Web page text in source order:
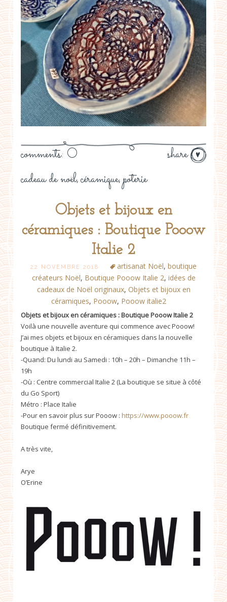
share
comments: 0
cadeau de noël, céramique, poterie
Objets et bijoux en
céramiques : Boutique Pooow
Italie 2
22 NOVEMBRE 2018 artisanat Noël, boutique
créateurs Noël, Boutique Pooow Italie 2, idées de
cadeaux de Noël originaux, Objets et bijoux en
céramiques, Pooow, Pooow italie2
Objets et bijoux en céramiques : Boutique Pooow Italie 2
Voilà une nouvelle aventure qui commence avec Pooow!
J’ai mes objets et bijoux en céramiques dans la nouvelle
boutique à Italie 2.
-Quand: Du lundi au Samedi : 10h – 20h – Dimanche 11h –
19h
-Où : Centre commercial Italie 2 (La boutique se situe à côté
du Go Sport)
Métro : Place Italie
-Pour en savoir plus sur Pooow : https://www.pooow.fr
Boutique fermé définitivement.
A très vite,
Arye
O’Erine